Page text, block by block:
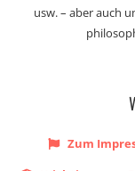
usw. – aber auch
Zum